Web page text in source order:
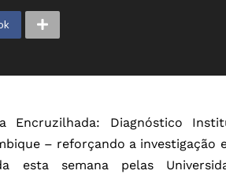
Encruzilhada: Diagnóstico
– reforçando a investigação
esta semana pelas